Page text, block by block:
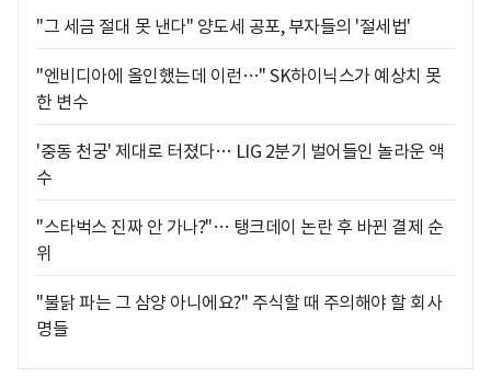
"그 세금 절대 못 낸다" 양도세 공포, 부자들의 '절세법'
"엔비디아에 올인했는데 이런…" SK하이닉스가 예상치 못
한 변수
'중동 천궁' 제대로 터졌다… LIG 2분기 벌어들인 놀라운 액
수
"스타벅스 진짜 안 가나?"… 탱크데이 논란 후 바뀐 결제 순
위
"불닭 파는 그 삼양 아니에요?" 주식할 때 주의해야 할 회사
명들